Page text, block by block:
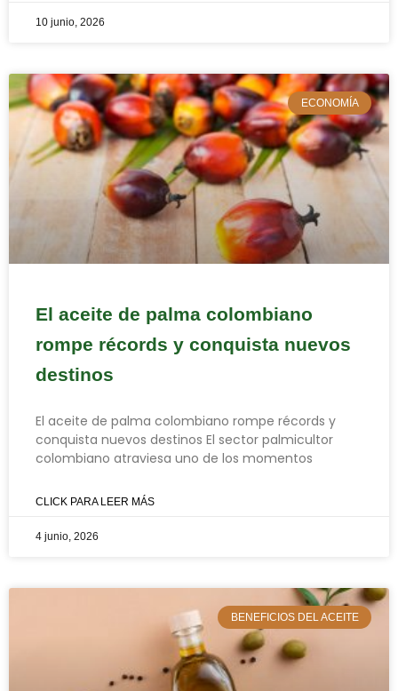
10 junio, 2026
ECONOMÍA
El aceite de palma colombiano
rompe récords y conquista nuevos
destinos
El aceite de palma colombiano rompe récords y
conquista nuevos destinos El sector palmicultor
colombiano atraviesa uno de los momentos
CLICK PARA LEER MÁS
4 junio, 2026
BENEFICIOS DEL ACEITE